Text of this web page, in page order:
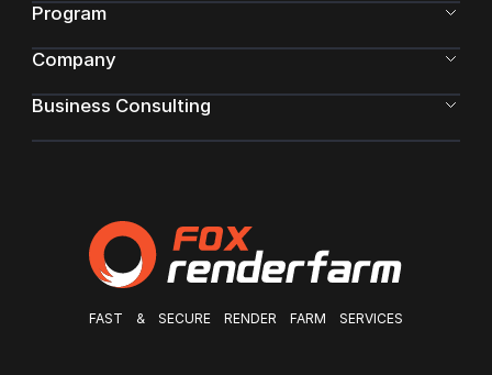
FAST & SECURE RENDER FARM SERVICES
Program
Company
Business Consulting